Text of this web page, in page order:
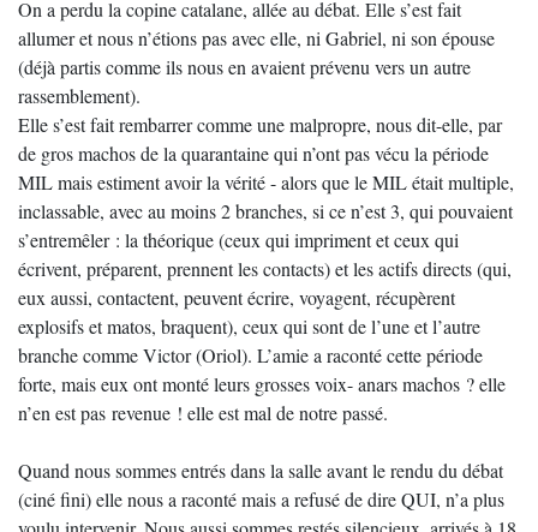
On a perdu la copine catalane, allée au débat. Elle s’est fait
allumer et nous n’étions pas avec elle, ni Gabriel, ni son épouse
(déjà partis comme ils nous en avaient prévenu vers un autre
rassemblement).
Elle s’est fait rembarrer comme une malpropre, nous dit-elle, par
de gros machos de la quarantaine qui n’ont pas vécu la période
MIL mais estiment avoir la vérité - alors que le MIL était multiple,
inclassable, avec au moins 2 branches, si ce n’est 3, qui pouvaient
s’entremêler : la théorique (ceux qui impriment et ceux qui
écrivent, préparent, prennent les contacts) et les actifs directs (qui,
eux aussi, contactent, peuvent écrire, voyagent, récupèrent
explosifs et matos, braquent), ceux qui sont de l’une et l’autre
branche comme Victor (Oriol). L’amie a raconté cette période
forte, mais eux ont monté leurs grosses voix- anars machos ? elle
n’en est pas revenue ! elle est mal de notre passé.
Quand nous sommes entrés dans la salle avant le rendu du débat
(ciné fini) elle nous a raconté mais a refusé de dire QUI, n’a plus